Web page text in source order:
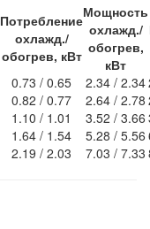
Потребление
охлажд./
обогрев, кВт
Мощность
охлажд./
обогрев,
кВт
0.73 / 0.65 2.34 / 2.34
0.82 / 0.77 2.64 / 2.78
1.10 / 1.01 3.52 / 3.66
1.64 / 1.54 5.28 / 5.56
2.19 / 2.03 7.03 / 7.33